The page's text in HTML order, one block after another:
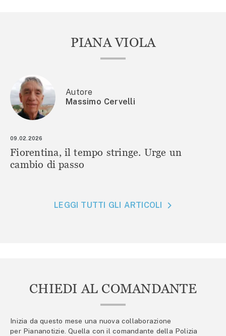
PIANA VIOLA
Autore
Massimo Cervelli
09.02.2026
Fiorentina, il tempo stringe. Urge un
cambio di passo
LEGGI TUTTI GLI ARTICOLI
CHIEDI AL COMANDANTE
Inizia da questo mese una nuova collaborazione
per Piananotizie. Quella con il comandante della Polizia